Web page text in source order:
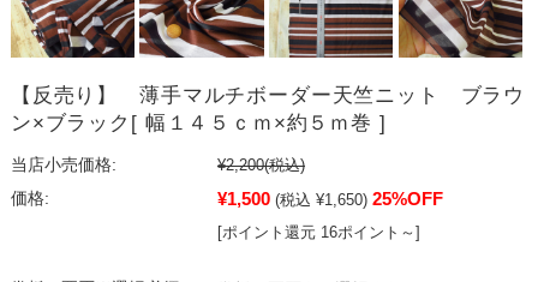
【反売り】 薄手マルチボーダー天竺ニット ブラウ
ン×ブラック[ 幅１４５ｃｍ×約５ｍ巻 ]
当店小売価格: ¥2,200(税込)
価格:
¥1,500 (税込 ¥1,650) 25%OFF
[ポイント還元 16ポイント～]